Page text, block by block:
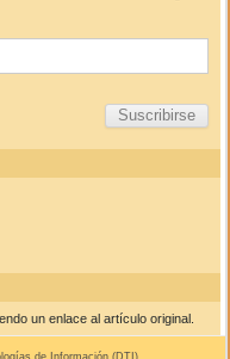
un enlace al artículo original.
de Información (DTI )